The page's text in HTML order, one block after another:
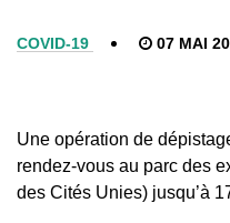
COVID-19 07 MAI
Une opération de
rendez-vous au parc des
des Cités Unies) jusqu’à